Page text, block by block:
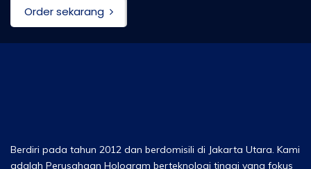
Order sekarang
Berdiri pada tahun 2012 dan berdomisili di Jakarta Utara. Kami
adalah Perusahaan Hologram berteknologi tinggi yang fokus